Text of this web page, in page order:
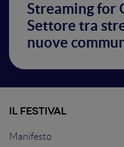
Streaming for
Settore tra
nuove
IL FESTIVAL
Manifesto